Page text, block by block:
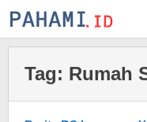
Skip
to
Tag: Rumah